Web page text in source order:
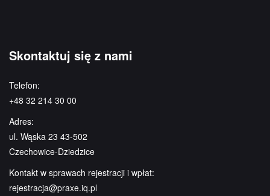
Skontaktuj się z nami
Telefon:
+48 32 214 30 00
Adres:
ul. Wąska 23 43-502
Czechowice-Dziedzice
Kontakt w sprawach rejestracji i wpłat:
rejestracja@praxe.iq.pl